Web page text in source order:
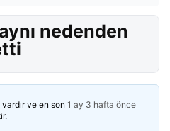
nedenden
ve en son 1 ay 3 hafta önce